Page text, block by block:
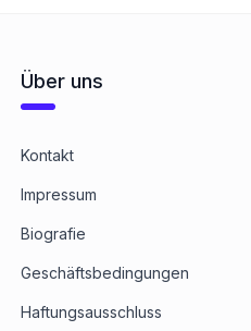
Über uns
Kontakt
Impressum
Biografie
Geschäftsbedingungen
Haftungsausschluss